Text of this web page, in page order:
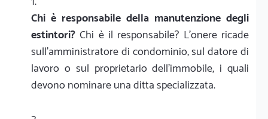
Chi è responsabile della manutenzione degli
estintori? Chi è il responsabile? L'onere ricade
sull'amministratore di condominio, sul datore di
lavoro o sul proprietario dell'immobile, i quali
devono nominare una ditta specializzata.